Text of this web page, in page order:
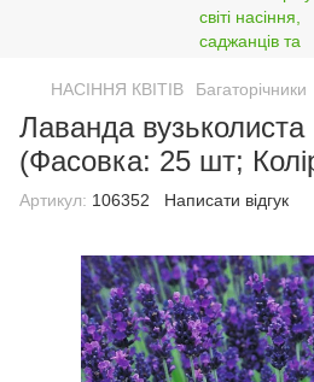
НАСІННЯ КВІТІВ Багаторічники
Лаванда
(Фасовка: 25 шт;
Артикул: 106352 Написати відгук